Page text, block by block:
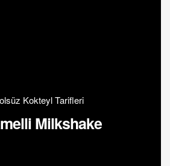
Kokteyl Tarifleri
Milkshake